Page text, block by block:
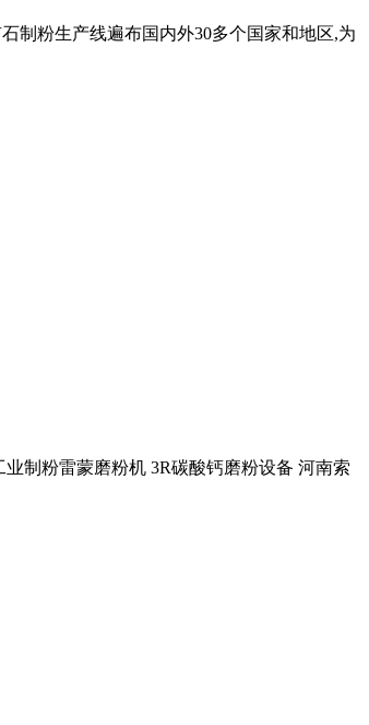
制粉生产线遍布国内外30多个国家和地区,为
制粉雷蒙磨粉机 3R碳酸钙磨粉设备 河南索